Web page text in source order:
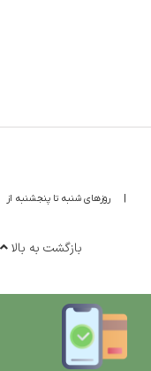
|
روزهای شنبه تا پنجشنبه از
بازگشت به بالا